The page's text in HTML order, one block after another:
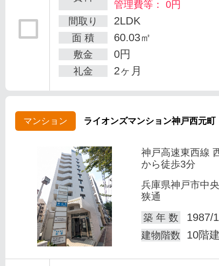
管理費等： 0円
間取り
2LDK
面 積 60.03㎡
敷金 0円
礼金 2ヶ月
マンション ライオンズマンション神戸西元町
神戸高速東西線
から徒歩3分
兵庫県神戸市中
狭通
築 年 数
1987/
建物階数 10階